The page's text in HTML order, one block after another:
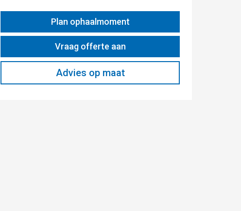
Plan ophaalmoment
Vraag offerte aan
Advies op maat